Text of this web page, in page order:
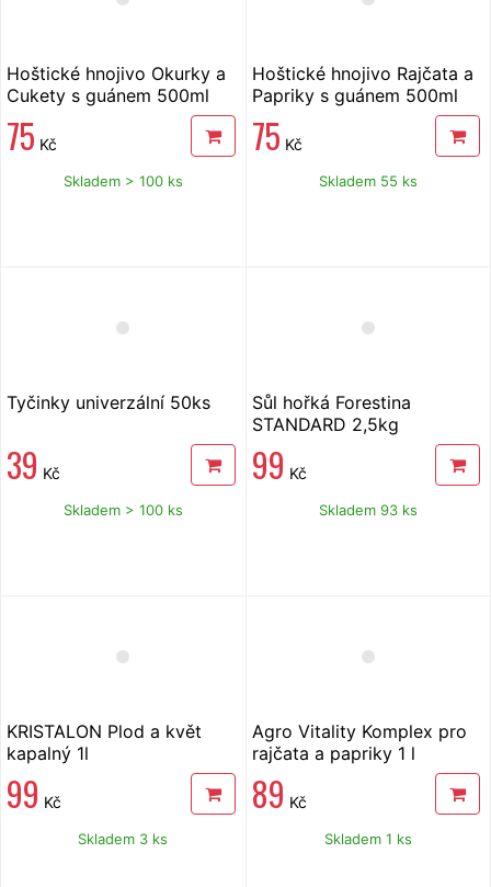
Hoštické hnojivo Okurky a
Cukety s guánem 500ml
75 Kč
Skladem > 100 ks
Hoštické hnojivo Rajčata a
Papriky s guánem 500ml
75 Kč
Skladem 55 ks
Tyčinky univerzální 50ks
39 Kč
Skladem > 100 ks
Sůl hořká Forestina
STANDARD 2,5kg
99 Kč
Skladem 93 ks
KRISTALON Plod a květ
kapalný 1l
99 Kč
Skladem 3 ks
Agro Vitality Komplex pro
rajčata a papriky 1 l
89 Kč
Skladem 1 ks